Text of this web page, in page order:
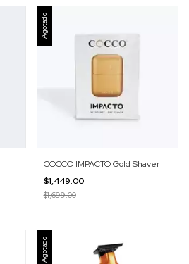
Agotado
COCCO IMPACTO Gold Shaver
$1,449.00
$1,699.00
Agotado